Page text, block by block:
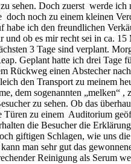
sehen. Doch zuerst werde
doch noch zu einem kleinen
ich den freundlichen
ob es mir recht sei in ca.
3 Tage sind verplant.
Geplant hatte ich drei Tage
Rückweg einen Abstecher
den Transport zu meinem
dem sogenannten „melken“ ,
zu sehen. Ob das
zu einem Auditorium
die Besucher die
giftigen Schlagen, wie uns
man sehr gut das
Reinigung als Serum